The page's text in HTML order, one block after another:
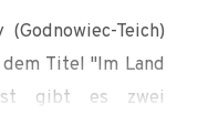
Teich)
Titel "Im Land
gibt es zwei